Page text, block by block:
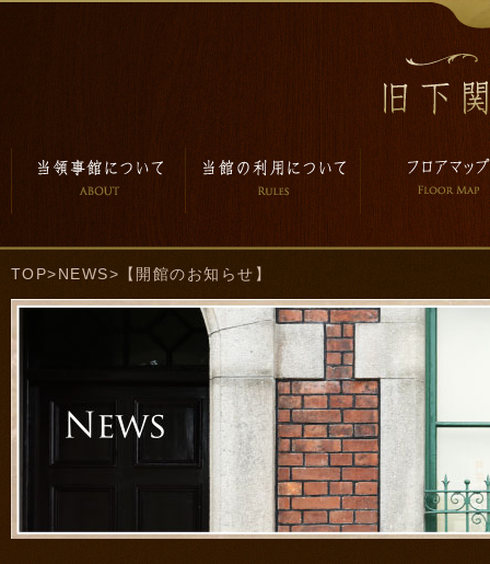
TOP>NEWS>【開館のお知らせ】